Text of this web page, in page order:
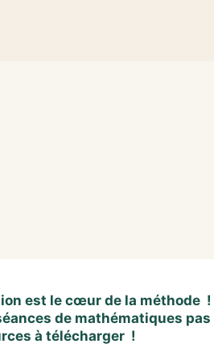
est le cœur de la méthode !
de mathématiques pas
à télécharger !